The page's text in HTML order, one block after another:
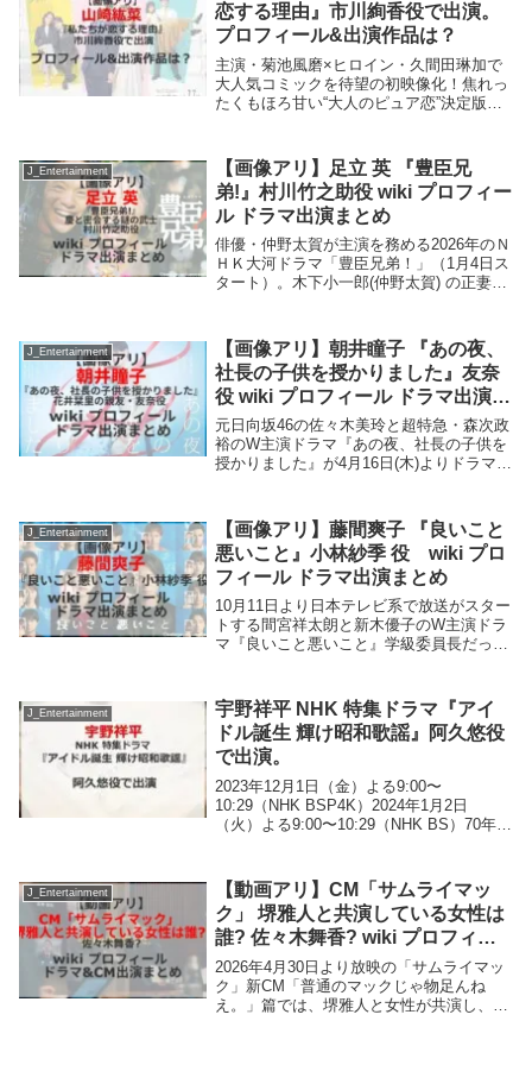
恋する理由』市川絢香役で出演。
プロフィール&出演作品は？
主演・菊池風磨×ヒロイン・久間田琳加で
大人気コミックを待望の初映像化！焦れっ
たくもほろ甘い“大人のピュア恋”決定版が
属。この記事でわかること。 山崎紘菜の
プロフィー...
J_Entertainment
【画像アリ】足立 英 『豊臣兄
弟!』村川竹之助役 wiki プロフィー
ル ドラマ出演まとめ
俳優・仲野太賀が主演を務める2026年のＮ
ＨＫ大河ドラマ「豊臣兄弟！」（1月4日ス
タート）。木下小一郎(仲野太賀) の正妻と
足立英さんが演じる。足立英さんのプロ...
J_Entertainment
【画像アリ】朝井瞳子 『あの夜、
社長の子供を授かりました』友奈
役 wiki プロフィール ドラマ出演ま
とめ
元日向坂46の佐々木美玲と超特急・森次政
裕のW主演ドラマ『あの夜、社長の子供を
授かりました』が4月16日(木)よりドラマ特
木美玲)の親友・友奈役を朝井瞳子さんが...
J_Entertainment
【画像アリ】藤間爽子 『良いこと
悪いこと』小林紗季 役 wiki プロ
フィール ドラマ出演まとめ
10月11日より日本テレビ系で放送がスター
トする間宮祥太朗と新木優子のW主演ドラ
マ『良いこと悪いこと』学級委員長だった
したテレビドラマは?藤間爽子 『良いこと
悪い...
J_Entertainment
宇野祥平 NHK 特集ドラマ『アイ
ドル誕生 輝け昭和歌謡』阿久悠役
で出演。
2023年12月1日（金）よる9:00〜
10:29（NHK BSP4K）2024年1月2日
（火）よる9:00〜10:29（NHK BS）70年代
中が大熱狂！そんなア...
J_Entertainment
【動画アリ】CM「サムライマッ
ク」 堺雅人と共演している女性は
誰? 佐々木舞香? wiki プロフィー
ル ドラマ&CM出演まとめ
2026年4月30日より放映の「サムライマッ
ク」新CM「普通のマックじゃ物足んね
え。」篇では、堺雅人と女性が共演し、仕